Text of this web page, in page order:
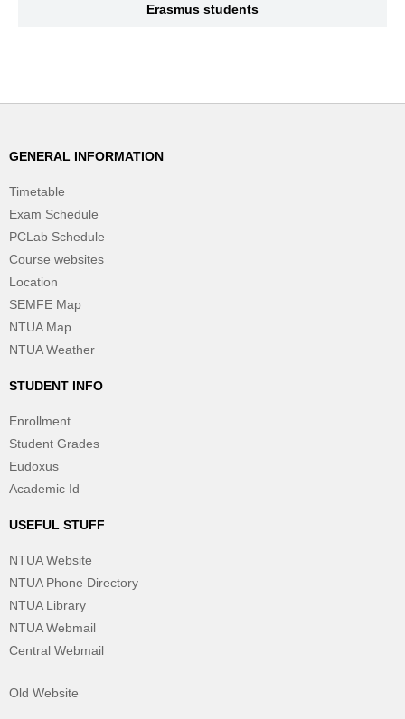
Erasmus students
GENERAL INFORMATION
Timetable
Exam Schedule
PCLab Schedule
Course websites
Location
SEMFE Map
NTUA Map
NTUA Weather
STUDENT INFO
Enrollment
Student Grades
Eudoxus
Academic Id
USEFUL STUFF
NTUA Website
NTUA Phone Directory
NTUA Library
NTUA Webmail
Central Webmail
Old Website